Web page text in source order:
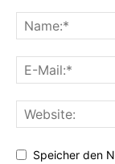
Speicher den